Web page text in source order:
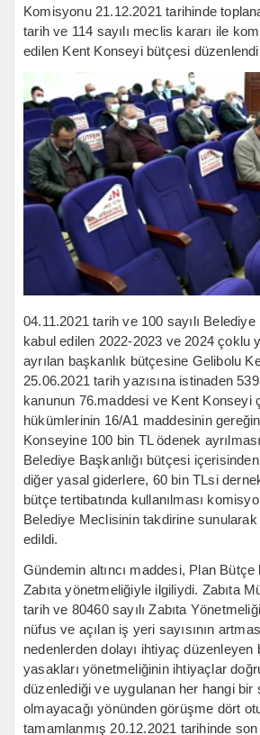
Komisyonu 21.12.2021 tarihinde
tarih ve 114 sayılı meclis kararı ile
edilen Kent Konseyi bütçesi
04.11.2021 tarih ve 100 sayılı
kabul edilen 2022-2023 ve 2024 çoklu
ayrılan başkanlık bütçesine Gelibolu
25.06.2021 tarih yazısına istinaden
kanunun 76.maddesi ve Kent Konseyi
hükümlerinin 16/A1 maddesinin
Konseyine 100 bin TL ödenek
Belediye Başkanlığı bütçesi
diğer yasal giderlere, 60 bin TLsi
bütçe tertibatında kullanılması
Belediye Meclisinin takdirine
edildi.
Gündemin altıncı maddesi, Plan
Zabıta yönetmeliğiyle ilgiliydi. Zabıta
tarih ve 80460 sayılı Zabıta
nüfus ve açılan iş yeri sayısının
nedenlerden dolayı ihtiyaç düzenleyen
yasakları yönetmeliğinin ihtiyaçlar
düzenlediği ve uygulanan her hangi bir
olmayacağı yönünden görüşme dört
tamamlanmış 20.12.2021 tarihinde